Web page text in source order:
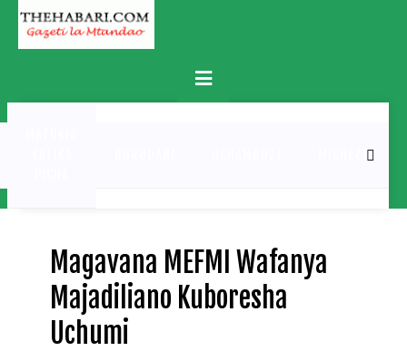
Skip
content
Primary
Menu
MICHEZO
Magavana MEFMI Wafanya
Majadiliano Kuboresha
Uchumi